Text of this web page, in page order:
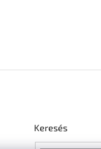
Keresés